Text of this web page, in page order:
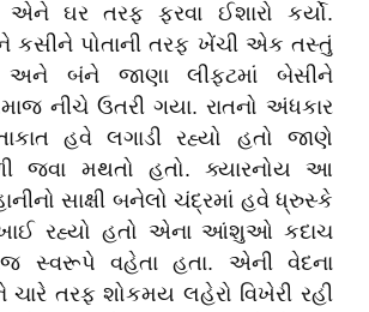
ઘર તરફ ફરવા ઈશારો કર્યો.
કસીને પોતાની તરફ ખેંચી એક તસ્તું
બંને જાણા લીફ્ટમાં બેસીને
નીચે ઉતરી ગયા. રાતનો અંધકાર
હવે લગાડી રહ્યો હતો જાણે
જવા મથતો હતો. ક્યારનોય આ
સાક્ષી બનેલો ચંદ્રમાં હવે ધ્રુસ્કે
રહ્યો હતો એના આંશુઓ કદાચ
સ્વરૂપે વહેતા હતા. એની વેદના
ચારે તરફ શોકમય લહેરો વિખેરી રહી